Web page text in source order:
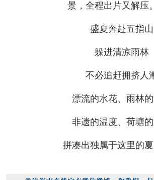
景，全程出片又解压。
盛夏奔赴五指山
躲进清凉雨林
不必追赶拥挤人
漂流的水花、雨林的
非遗的温度、荷塘的
拼凑出独属于这里的夏